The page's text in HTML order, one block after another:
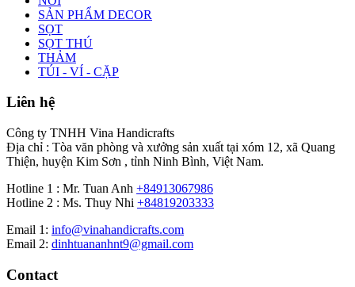
SẢN PHẨM DECOR
SỌT
SỌT THÚ
THẢM
TÚI - VÍ - CẶP
Liên hệ
Công ty TNHH Vina Handicrafts
Địa chỉ : Tòa văn phòng và xưởng sản xuất tại xóm 12, xã Quang
Thiện, huyện Kim Sơn , tỉnh Ninh Bình, Việt Nam.
Hotline 1 : Mr. Tuan Anh +84913067986
Hotline 2 : Ms. Thuy Nhi +84819203333
Email 1: info@vinahandicrafts.com
Email 2: dinhtuananhnt9@gmail.com
Contact